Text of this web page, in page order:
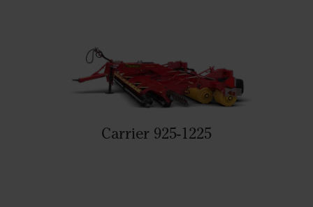
Carrier 925-1225